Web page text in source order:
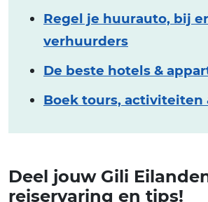
Regel je huurauto, bij
verhuurders
De beste hotels &
Boek tours, activiteiten
Deel jouw Gili
reiservaring en tips!